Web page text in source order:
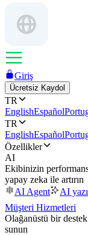
Giriş
Ücretsiz Kaydol
TR
EnglishEspañol
TR
EnglishEspañol
Özellikler
AI
Ekibinizin
yapay zeka ile artırın
AI Agent
AI
Müşteri Hizmetleri
Olağanüstü bir
sunun